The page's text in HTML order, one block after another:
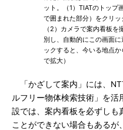
ット。（1）TIATのトッ
で囲まれた部分）をクリ
（2）カメラで案内看板
別し、自動的にこの画面
ックすると、今いる地点
で拡大）
「かざして案内」には、
ルフリー物体検索技術」を
設では、案内看板を必ずしも
ことができない場合もあるが